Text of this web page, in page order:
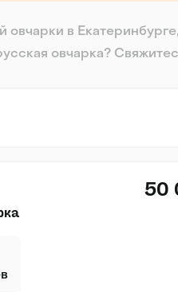
в
овчарка?
50